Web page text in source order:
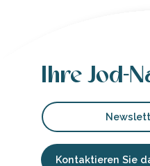
Ihre Jod-
Kontaktieren Sie